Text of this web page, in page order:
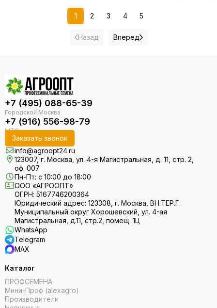
Назад
1 2 3 4 5
Вперед
+7 (495) 088-65-39
+7 (916) 556-98-79
Заказать звонок
info@agroopt24.ru
123007, г. Москва, ул. 4-я Магистральная, д. 11, стр. 2,
оф. 007
Пн-Пт: с 10:00 до 18:00
ООО «АГРООПТ»
ОГРН: 5167746200364
Юридический адрес: 123308, г. Москва, ВН.ТЕР.Г.
Муниципальный округ Хорошевский, ул. 4-ая
Магистральная, д.11, стр.2, помещ. 1Ц
WhatsApp
Telegram
MAX
Каталог
ПРОФСЕМЕНА
Мини-Проф (alexagro)
Производители